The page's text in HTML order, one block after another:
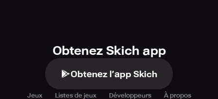
Obtenez Skich app
Obtenez l’app Skich
Jeux Listes de jeux Développeurs
À propos